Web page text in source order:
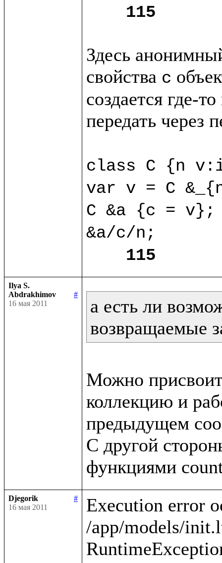
115
Здесь
свойства c
создается где-
передать через
class C {n
var v = C
C &a {c = v};
&a/c/n;
115
Ilya S.
Abdrakhimov
#
16 мая 2011
а есть ли
возвращаемые
Можно
коллекцию и
предыдущем
С другой
Djegorik
#
16 мая 2011
Execution error
/app/models/